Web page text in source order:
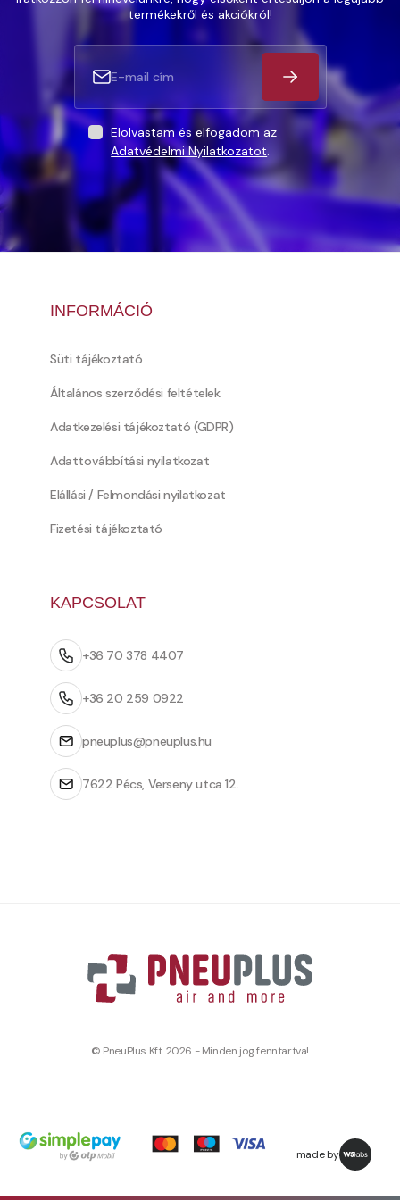
termékekről és akciókról!
Elolvastam és elfogadom az
Adatvédelmi Nyilatkozatot.
INFORMÁCIÓ
Süti tájékoztató
Általános szerződési feltételek
Adatkezelési tájékoztató (GDPR)
Adattovábbítási nyilatkozat
Elállási / Felmondási nyilatkozat
Fizetési tájékoztató
KAPCSOLAT
+36 70 378 4407
+36 20 259 0922
pneuplus@pneuplus.hu
7622 Pécs, Verseny utca 12.
© PneuPlus Kft. 2026 - Minden jog fenntartva!
made by